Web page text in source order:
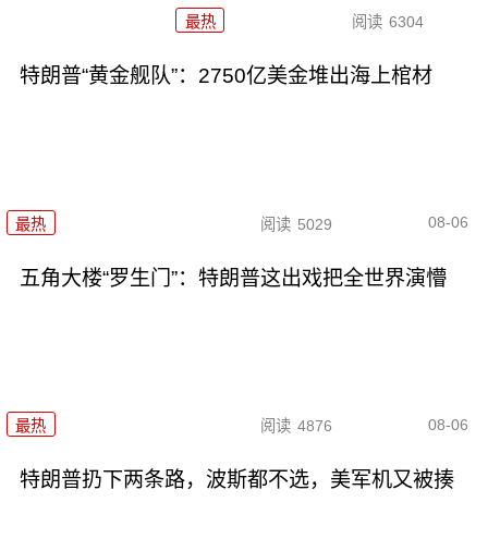
最热 阅读 6304
特朗普“黄金舰队”：2750亿美金堆出海上棺材
最热 阅读 5029 08-06
五角大楼“罗生门”：特朗普这出戏把全世界演懵
最热 阅读 4876 08-06
特朗普扔下两条路，波斯都不选，美军机又被揍